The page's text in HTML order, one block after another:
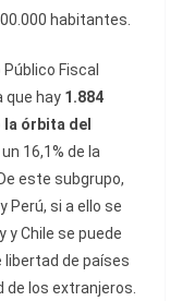
habitantes.
Fiscal
que hay 1.884
órbita del
un 16,1% de la
este subgrupo,
Perú, si a ello se
y Chile se puede
libertad de países
de los extranjeros.